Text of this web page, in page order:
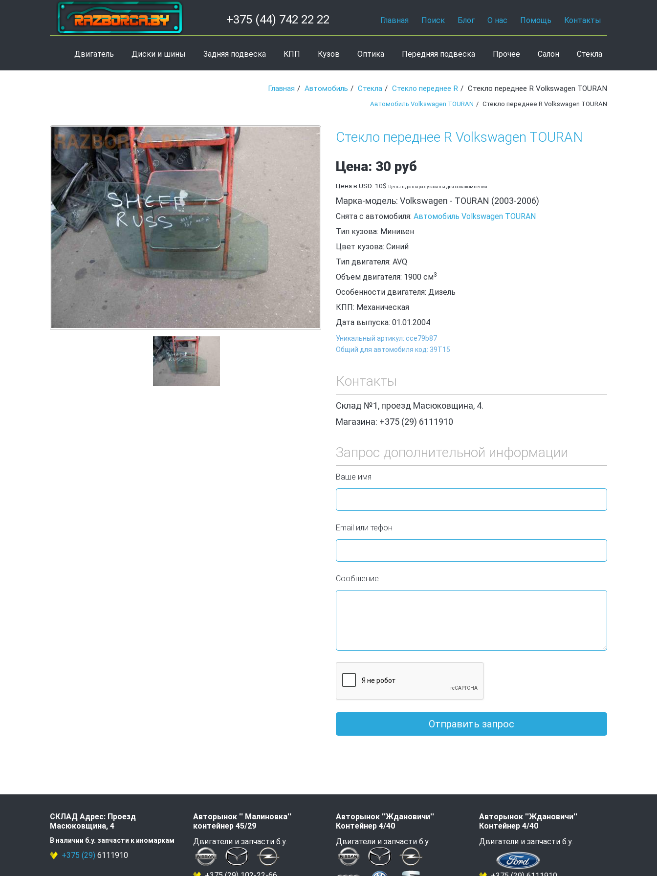
+375 (44) 742 22 22 Главная Поиск Блог О нас Помощь Контакты
Двигатель Диски и шины Задняя подвеска КПП Кузов Оптика Передняя подвеска Прочее Салон Стекла
Главная Автомобиль Стекла Стекло переднее R Стекло переднее R Volkswagen TOURAN
Автомобиль Volkswagen TOURAN Стекло переднее R Volkswagen TOURAN
Стекло переднее R Volkswagen TOURAN
Цена: 30 руб
Цена в USD: 10$ Цены в долларах указаны для ознакомления
Марка-модель: Volkswagen - TOURAN (2003-2006)
Снята с автомобиля: Автомобиль Volkswagen TOURAN
Тип кузова: Минивен
Цвет кузова: Синий
Тип двигателя: AVQ
Объем двигателя: 1900 см3
Особенности двигателя: Дизель
КПП: Механическая
Дата выпуска: 01.01.2004
Уникальный артикул: cce79b87
Общий для автомобиля код: 39Т15
Контакты
Склад №1, проезд Масюковщина, 4.
Магазина: +375 (29) 6111910
Запрос дополнительной информации
Ваше имя
Email или тефон
Сообщение
Отправить запрос
СКЛАД Адрес: Проезд
Масюковщина, 4
В наличии б.у. запчасти к иномаркам
+375 (29) 6111910
Авторынок '' Малиновка''
контейнер 45/29
Двигатели и запчасти б.у.
Авторынок ''Ждановичи''
Контейнер 4/40
Двигатели и запчасти б.у.
Авторынок ''Ждановичи''
Контейнер 4/40
Двигатели и запчасти б.у.